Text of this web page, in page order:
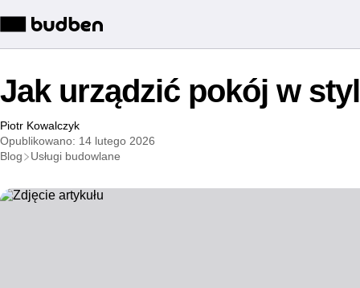
Jak urządzić pokój w
Piotr Kowalczyk
Opublikowano: 14 lutego 2026
Blog
Usługi budowlane